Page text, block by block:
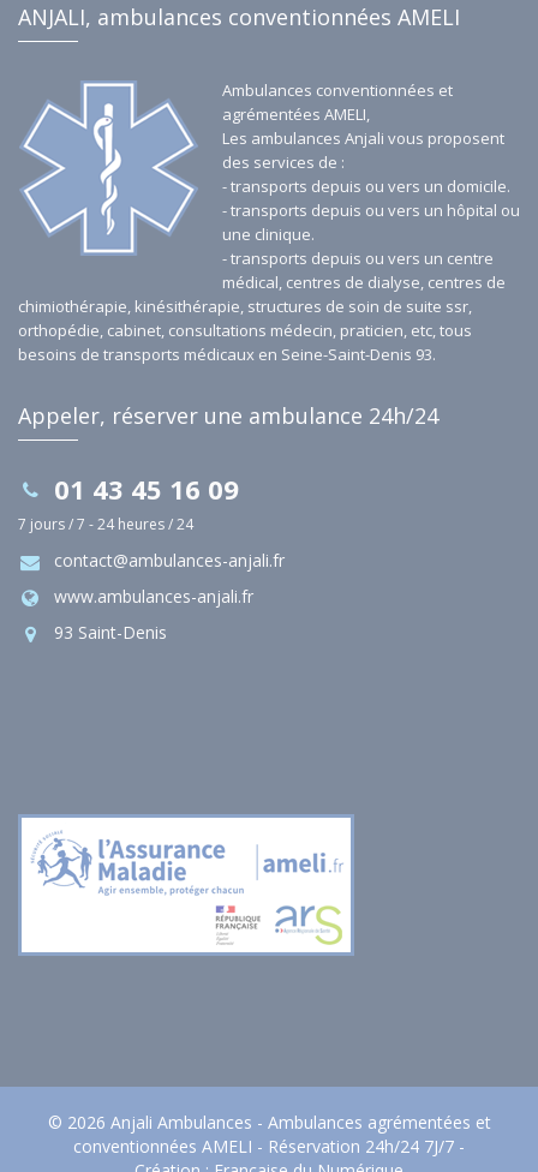
ANJALI, ambulances conventionnées AMELI
Ambulances conventionnées et
agrémentées AMELI,
Les ambulances Anjali vous proposent
des services de :
- transports depuis ou vers un domicile.
- transports depuis ou vers un hôpital ou
une clinique.
- transports depuis ou vers un centre
médical, centres de dialyse, centres de
chimiothérapie, kinésithérapie, structures de soin de suite ssr,
orthopédie, cabinet, consultations médecin, praticien, etc, tous
besoins de transports médicaux en Seine-Saint-Denis 93.
Appeler, réserver une ambulance 24h/24
01 43 45 16 09
7 jours / 7 - 24 heures / 24
contact@ambulances-anjali.fr
www.ambulances-anjali.fr
93 Saint-Denis
© 2026 Anjali Ambulances - Ambulances agrémentées et
conventionnées AMELI - Réservation 24h/24 7J/7 -